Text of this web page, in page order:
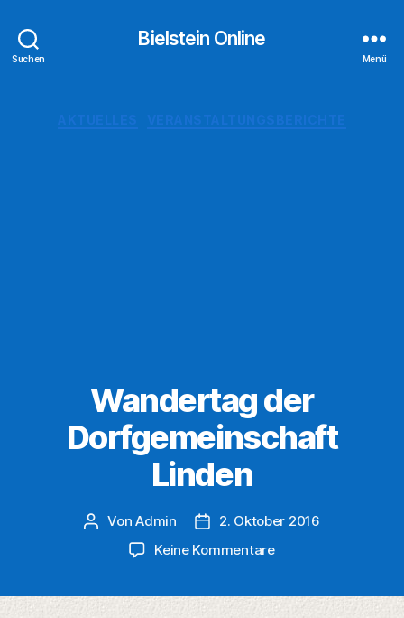
Suchen
Bielstein Online
Menü
Wandertag der
Dorfgemeinschaft
Linden
Beitragsautor
VonAdmin Veröffentlichungsdatum
2. Oktober 2016
Keine Kommentarezu
Dorfgemeinschaft